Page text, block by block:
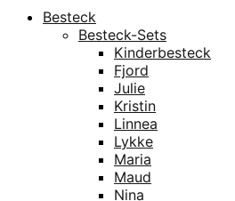
Besteck
Besteck-Sets
Kinderbesteck
Fjord
Julie
Kristin
Linnea
Lykke
Maria
Maud
Nina